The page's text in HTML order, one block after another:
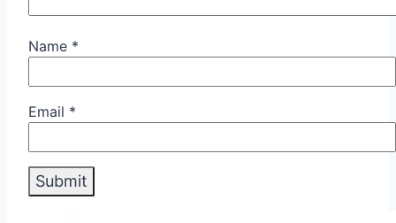
Name *
Email *